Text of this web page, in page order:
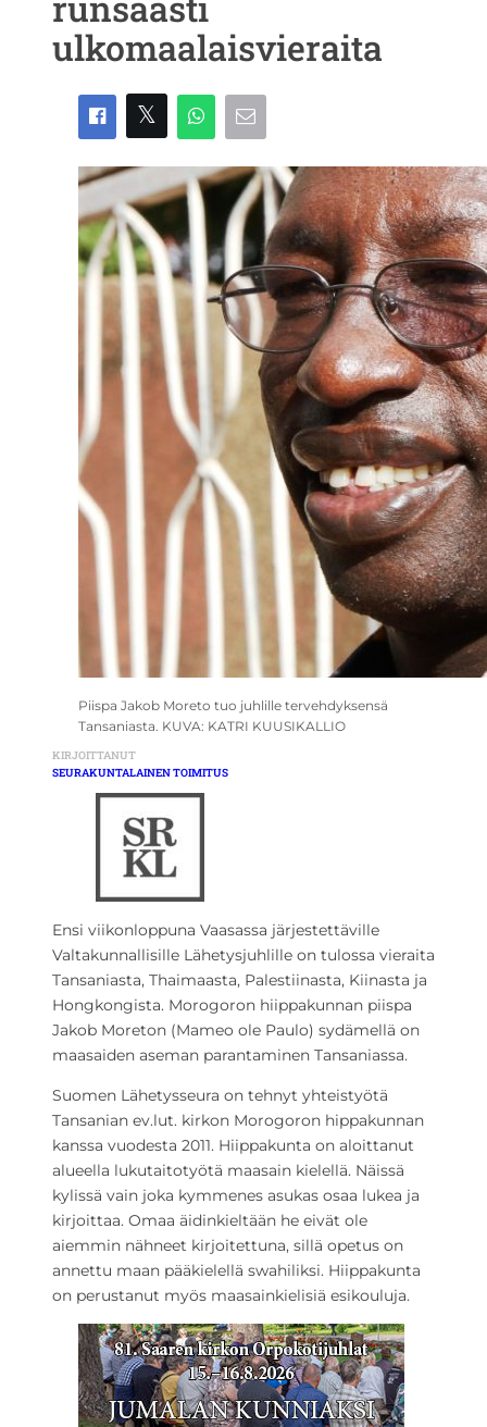
ulkomaalaisvieraita
Piispa Jakob Moreto tuo juhlille tervehdyksensä
Tansaniasta. KUVA: KATRI KUUSIKALLIO
KIRJOITTANUT
SEURAKUNTALAINEN TOIMITUS
Ensi viikonloppuna Vaasassa järjestettäville
Valtakunnallisille Lähetysjuhlille on tulossa vieraita
Tansaniasta, Thaimaasta, Palestiinasta, Kiinasta ja
Hongkongista. Morogoron hiippakunnan piispa
Jakob Moreton (Mameo ole Paulo) sydämellä on
maasaiden aseman parantaminen Tansaniassa.
Suomen Lähetysseura on tehnyt yhteistyötä
Tansanian ev.lut. kirkon Morogoron hippakunnan
kanssa vuodesta 2011. Hiippakunta on aloittanut
alueella lukutaitotyötä maasain kielellä. Näissä
kylissä vain joka kymmenes asukas osaa lukea ja
kirjoittaa. Omaa äidinkieltään he eivät ole
aiemmin nähneet kirjoitettuna, sillä opetus on
annettu maan pääkielellä swahiliksi. Hiippakunta
on perustanut myös maasainkielisiä esikouluja.